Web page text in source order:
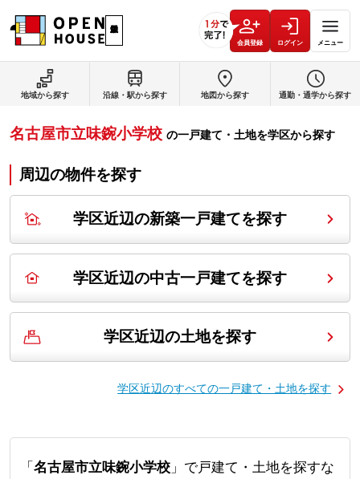
会員登録 ログイン メニュー
地域から探す 沿線・駅から探す 地図から探す 通勤・通学から探す
名古屋市立味鋺小学校 の一戸建て・土地を学区から探す
周辺の物件を探す
学区近辺の新築一戸建てを探す
学区近辺の中古一戸建てを探す
学区近辺の土地を探す
学区近辺のすべての一戸建て・土地を探す
「 名古屋市立味鋺小学校」で戸建て・土地を探すな